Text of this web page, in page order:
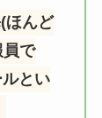
ほんど
員で
とい